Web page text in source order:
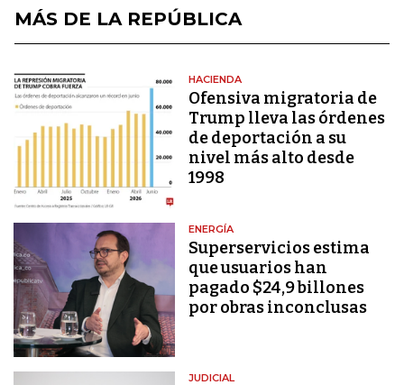
MÁS DE LA REPÚBLICA
HACIENDA
Ofensiva migratoria de
Trump lleva las órdenes
de deportación a su
nivel más alto desde
1998
ENERGÍA
Superservicios estima
que usuarios han
pagado $24,9 billones
por obras inconclusas
JUDICIAL